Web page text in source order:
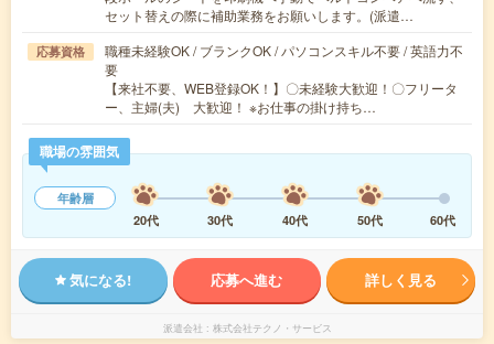
セット替えの際に補助業務をお願いします。(派遣…
応募資格
職種未経験OK / ブランクOK / パソコンスキル不要 / 英語力不
要
【来社不要、WEB登録OK！】〇未経験大歓迎！〇フリータ
ー、主婦(夫) 大歓迎！ ※お仕事の掛け持ち…
職場の雰囲気
年齢層
20代
30代 40代 50代 60代
気になる! 応募へ進む 詳しく見る
派遣会社 株式会社テクノ・サービス